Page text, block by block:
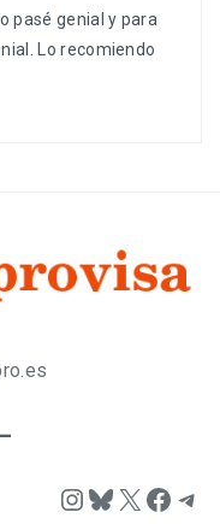
pasé genial y para
Lo recomiendo
Instagram
Bluesky
X